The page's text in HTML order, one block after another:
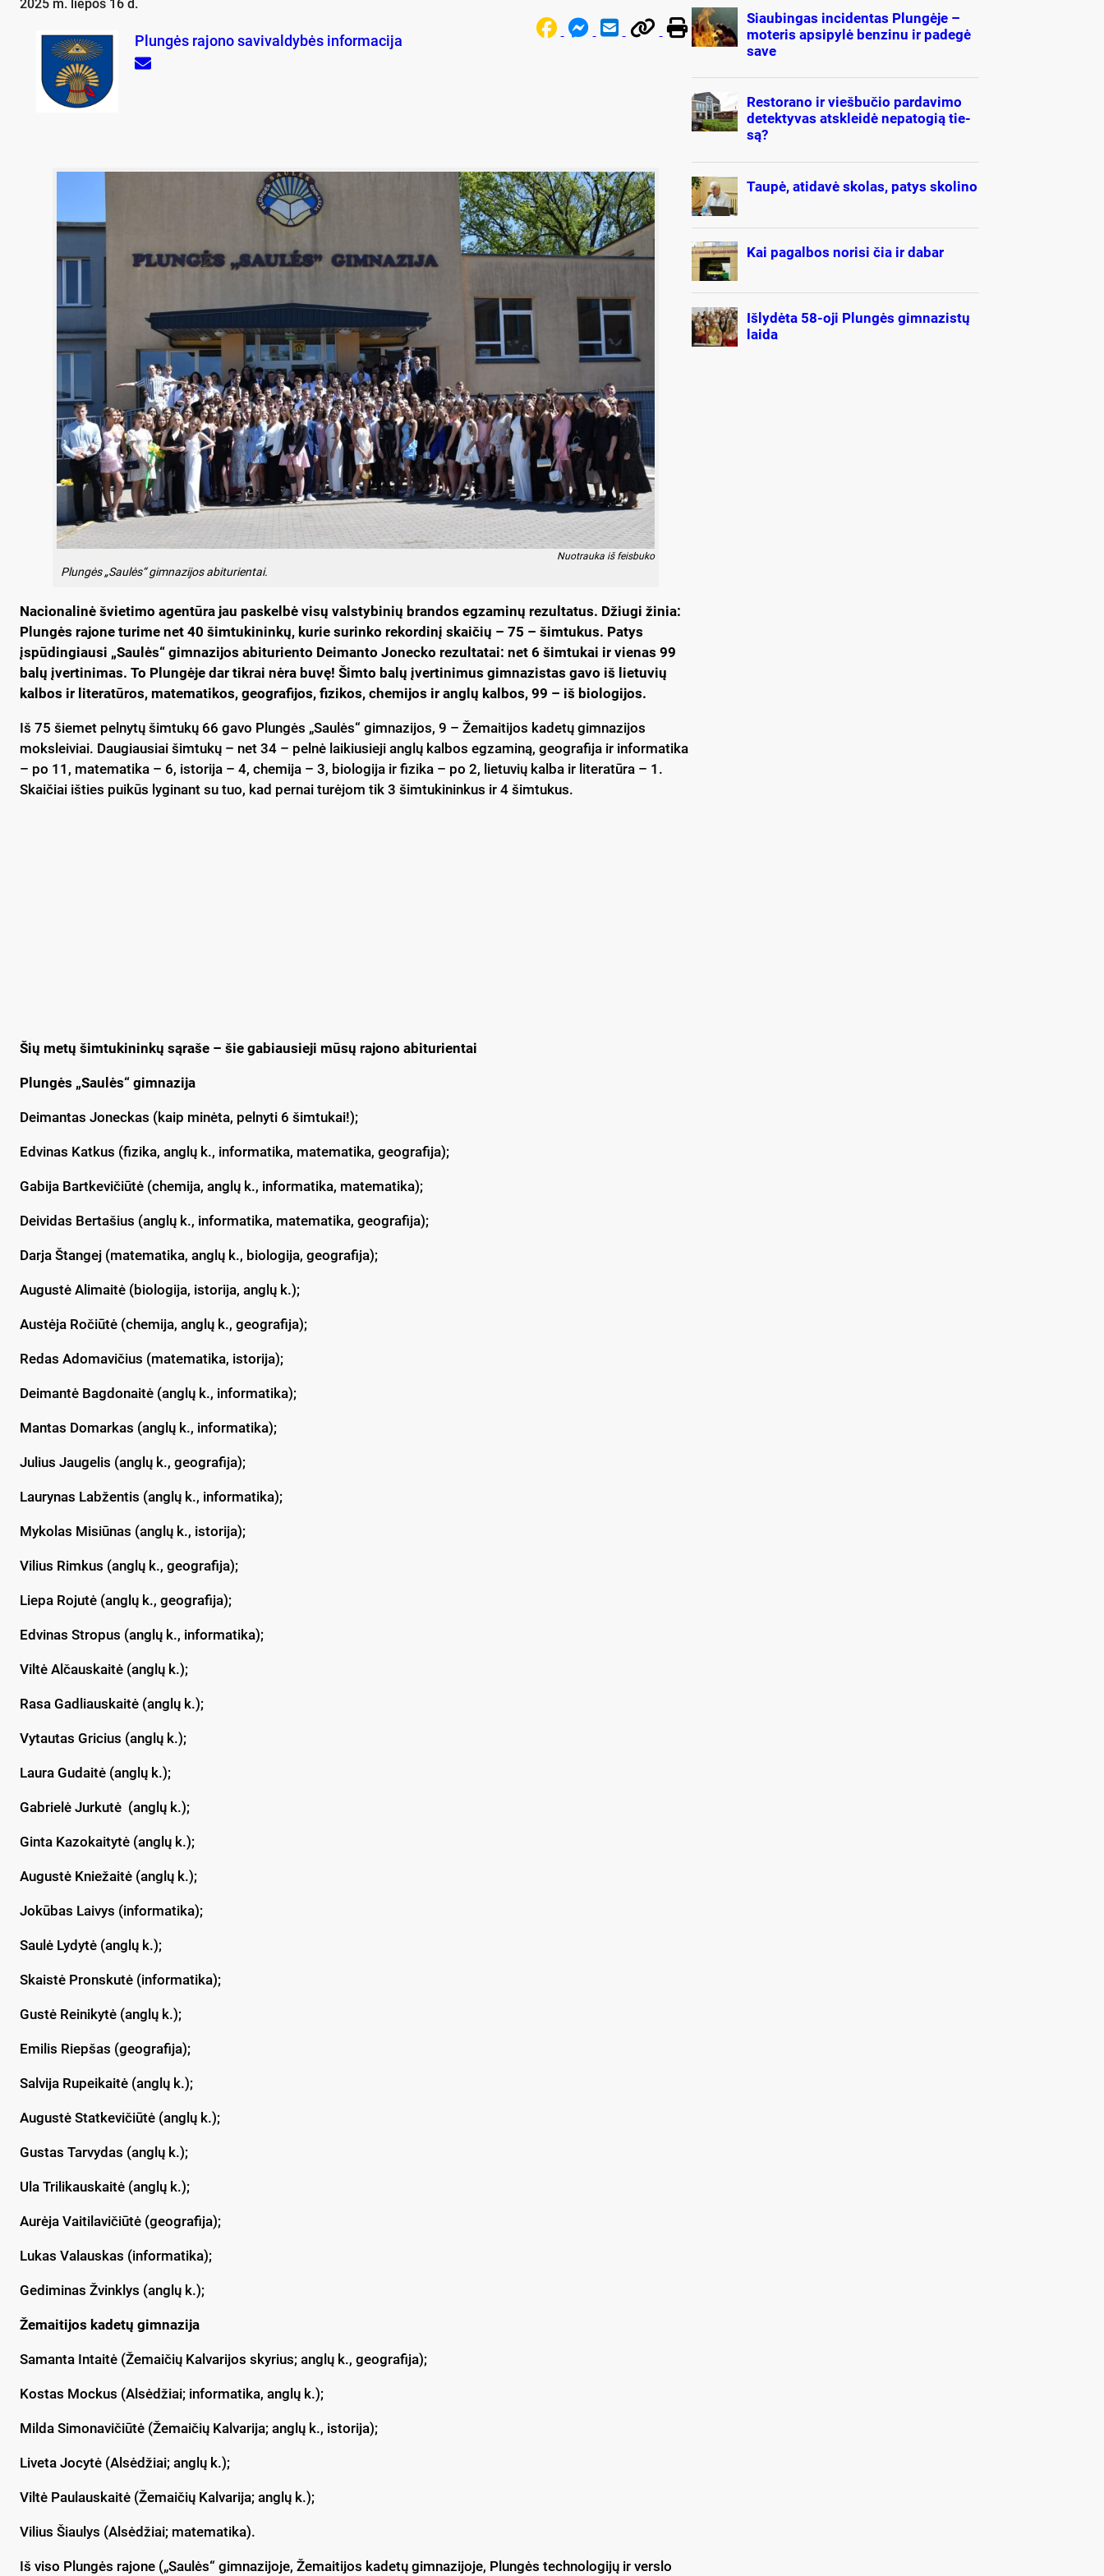
2025 m. liepos 16 d.
Plungės rajono savivaldybės informacija
Nuotrauka iš feisbuko
Plungės „Saulės“ gimnazijos abiturientai.
Nacionalinė švietimo agentūra jau paskelbė visų valstybinių brandos egzaminų rezultatus. Džiugi žinia:
Plungės rajone turime net 40 šimtukininkų, kurie surinko rekordinį skaičių – 75 – šimtukus. Patys
įspūdingiausi „Saulės“ gimnazijos abituriento Deimanto Jonecko rezultatai: net 6 šimtukai ir vienas 99
balų įvertinimas. To Plungėje dar tikrai nėra buvę! Šimto balų įvertinimus gimnazistas gavo iš lietuvių
kalbos ir literatūros, matematikos, geografijos, fizikos, chemijos ir anglų kalbos, 99 – iš biologijos.
Iš 75 šiemet pelnytų šimtukų 66 gavo Plungės „Saulės“ gimnazijos, 9 – Žemaitijos kadetų gimnazijos
moksleiviai. Daugiausiai šimtukų – net 34 – pelnė laikiusieji anglų kalbos egzaminą, geografija ir informatika
– po 11, matematika – 6, istorija – 4, chemija – 3, biologija ir fizika – po 2, lietuvių kalba ir literatūra – 1.
Skaičiai išties puikūs lyginant su tuo, kad pernai turėjom tik 3 šimtukininkus ir 4 šimtukus.
Šių metų šimtukininkų sąraše – šie gabiausieji mūsų rajono abiturientai
Plungės „Saulės“ gimnazija
Deimantas Joneckas (kaip minėta, pelnyti 6 šimtukai!);
Edvinas Katkus (fizika, anglų k., informatika, matematika, geografija);
Gabija Bartkevičiūtė (chemija, anglų k., informatika, matematika);
Deividas Bertašius (anglų k., informatika, matematika, geografija);
Darja Štangej (matematika, anglų k., biologija, geografija);
Augustė Alimaitė (biologija, istorija, anglų k.);
Austėja Ročiūtė (chemija, anglų k., geografija);
Redas Adomavičius (matematika, istorija);
Deimantė Bagdonaitė (anglų k., informatika);
Mantas Domarkas (anglų k., informatika);
Julius Jaugelis (anglų k., geografija);
Laurynas Labžentis (anglų k., informatika);
Mykolas Misiūnas (anglų k., istorija);
Vilius Rimkus (anglų k., geografija);
Liepa Rojutė (anglų k., geografija);
Edvinas Stropus (anglų k., informatika);
Viltė Alčauskaitė (anglų k.);
Rasa Gadliauskaitė (anglų k.);
Vytautas Gricius (anglų k.);
Laura Gudaitė (anglų k.);
Gabrielė Jurkutė (anglų k.);
Ginta Kazokaitytė (anglų k.);
Augustė Kniežaitė (anglų k.);
Jokūbas Laivys (informatika);
Saulė Lydytė (anglų k.);
Skaistė Pronskutė (informatika);
Gustė Reinikytė (anglų k.);
Emilis Riepšas (geografija);
Salvija Rupeikaitė (anglų k.);
Augustė Statkevičiūtė (anglų k.);
Gustas Tarvydas (anglų k.);
Ula Trilikauskaitė (anglų k.);
Aurėja Vaitilavičiūtė (geografija);
Lukas Valauskas (informatika);
Gediminas Žvinklys (anglų k.);
Žemaitijos kadetų gimnazija
Samanta Intaitė (Žemaičių Kalvarijos skyrius; anglų k., geografija);
Kostas Mockus (Alsėdžiai; informatika, anglų k.);
Milda Simonavičiūtė (Žemaičių Kalvarija; anglų k., istorija);
Liveta Jocytė (Alsėdžiai; anglų k.);
Viltė Paulauskaitė (Žemaičių Kalvarija; anglų k.);
Vilius Šiaulys (Alsėdžiai; matematika).
Iš viso Plungės rajone („Saulės“ gimnazijoje, Žemaitijos kadetų gimnazijoje, Plungės technologijų ir verslo